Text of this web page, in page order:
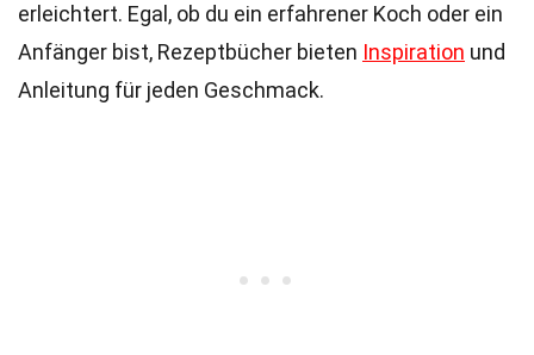
erleichtert. Egal, ob du ein erfahrener Koch oder ein
Anfänger bist, Rezeptbücher bieten Inspiration und
Anleitung für jeden Geschmack.